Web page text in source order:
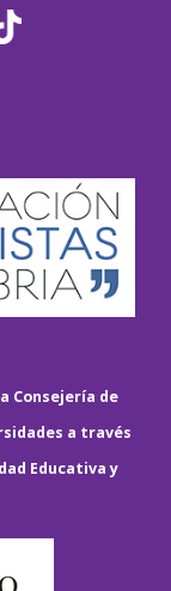
Consejería de
a través
Educativa y